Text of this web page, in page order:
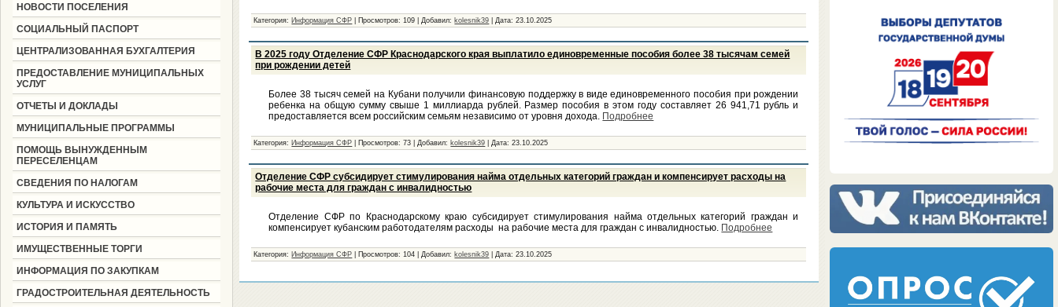
НОВОСТИ ПОСЕЛЕНИЯ
СОЦИАЛЬНЫЙ ПАСПОРТ
ЦЕНТРАЛИЗОВАННАЯ БУХГАЛТЕРИЯ
ПРЕДОСТАВЛЕНИЕ МУНИЦИПАЛЬНЫХ
УСЛУГ
ОТЧЕТЫ И ДОКЛАДЫ
МУНИЦИПАЛЬНЫЕ ПРОГРАММЫ
ПОМОЩЬ ВЫНУЖДЕННЫМ
ПЕРЕСЕЛЕНЦАМ
СВЕДЕНИЯ ПО НАЛОГАМ
КУЛЬТУРА И ИСКУССТВО
ИСТОРИЯ И ПАМЯТЬ
ИМУЩЕСТВЕННЫЕ ТОРГИ
ИНФОРМАЦИЯ ПО ЗАКУПКАМ
ГРАДОСТРОИТЕЛЬНАЯ ДЕЯТЕЛЬНОСТЬ
Категория: Информация СФР Просмотров: 109 |Добавил: kolesnik39 |Дата: 23.10.2025
В 2025 году Отделение СФР Краснодарского края выплатило единовременные пособия более 38 тысячам семей
при рождении детей
Более 38 тысяч семей на Кубани получили финансовую поддержку в виде единовременного пособия при рождении
ребенка на общую сумму свыше 1 миллиарда рублей. Размер пособия в этом году составляет 26 941,71 рубль и
предоставляется всем российским семьям независимо от уровня дохода. Подробнее
Категория: Информация СФР Просмотров: 73 |Добавил: kolesnik39 |Дата: 23.10.2025
Отделение СФР субсидирует стимулирования найма отдельных категорий граждан и компенсирует расходы на
рабочие места для граждан с инвалидностью
Отделение СФР по Краснодарскому краю субсидирует стимулирования найма отдельных категорий граждан и
компенсирует кубанским работодателям расходы на рабочие места для граждан с инвалидностью. Подробнее
Категория: Информация СФР Просмотров: 104 |Добавил: kolesnik39 |Дата: 23.10.2025